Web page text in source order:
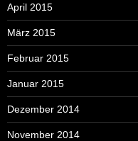
April 2015
März 2015
Februar 2015
Januar 2015
Dezember 2014
November 2014